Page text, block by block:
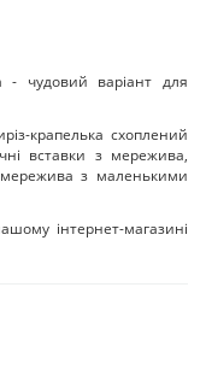
- чудовий варіант для
крапелька схоплений
вставки з мережива,
з маленькими
інтернет-магазині